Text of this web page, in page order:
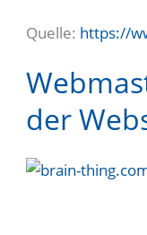
Quelle: https://
der